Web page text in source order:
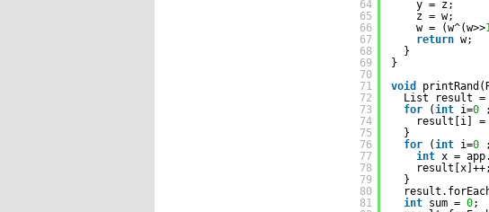
64
65
66
67
68
69
70
71
72
73
74
75
76
77
78
79
80
81
y = z;
z = w;
w = (w^(w>>
return w;
}
}
void
List result =
for
(int i=0
result[i] =
}
for
(int i=0
int x =
result[x]++;
}
int sum = 0;